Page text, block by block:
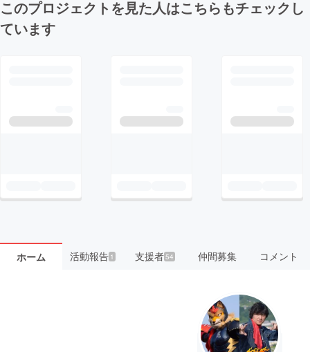
このプロジェクトを見た人はこちらもチェックし
ています
ホーム 活動報告1 支援者54 仲間募集 コメント